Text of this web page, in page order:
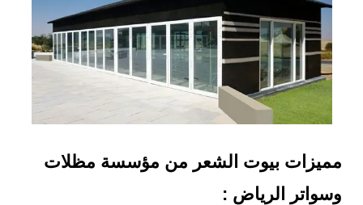
مميزات بيوت الشعر من مؤسسة مظلات
وسواتر الرياض :